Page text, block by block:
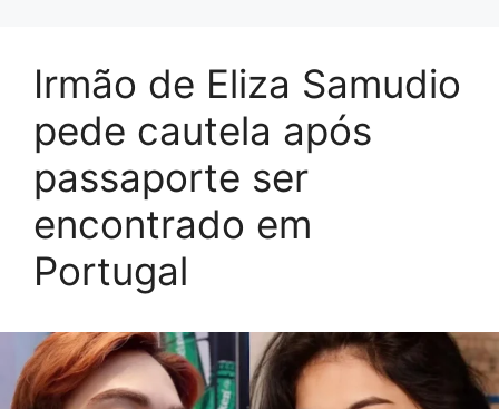
Irmão de Eliza Samudio
pede cautela após
passaporte ser
encontrado em
Portugal